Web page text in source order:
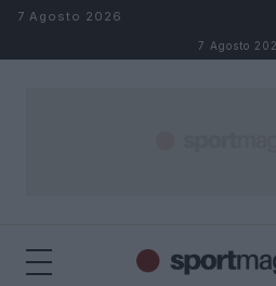
Salta al contenuto
7 Agosto 2026
7 Agosto